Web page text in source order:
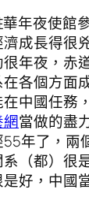
年夜使館
成長得很
年夜，赤
各個方面
中國任務
當做的盡
年了，兩
（都）很
好，中國